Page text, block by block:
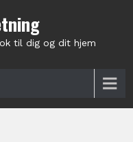
til dig og dit hjem